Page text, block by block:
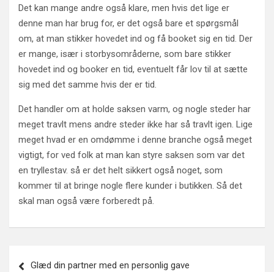
Det kan mange andre også klare, men hvis det lige er
denne man har brug for, er det også bare et spørgsmål
om, at man stikker hovedet ind og få booket sig en tid. Der
er mange, især i storbysområderne, som bare stikker
hovedet ind og booker en tid, eventuelt får lov til at sætte
sig med det samme hvis der er tid.
Det handler om at holde saksen varm, og nogle steder har
meget travlt mens andre steder ikke har så travlt igen. Lige
meget hvad er en omdømme i denne branche også meget
vigtigt, for ved folk at man kan styre saksen som var det
en tryllestav. så er det helt sikkert også noget, som
kommer til at bringe nogle flere kunder i butikken. Så det
skal man også være forberedt på.
Glæd din partner med en personlig gave